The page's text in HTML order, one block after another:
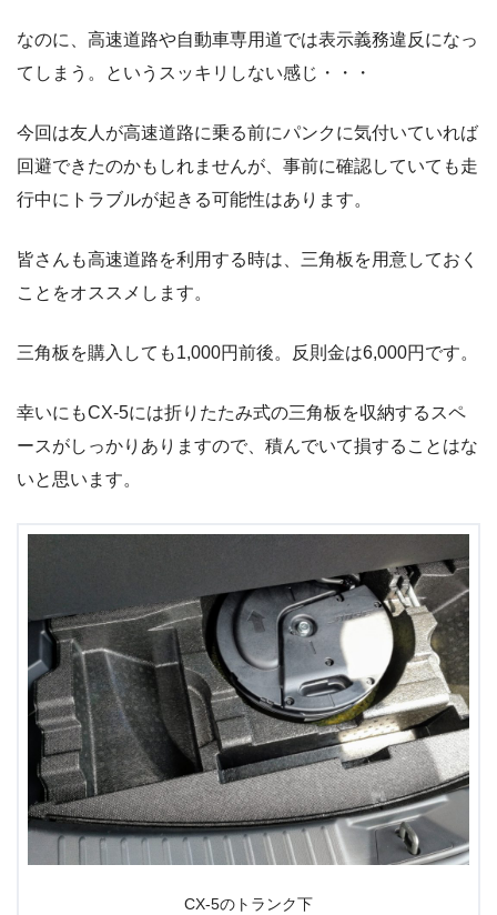
なのに、高速道路や自動車専用道では表示義務違反になっ
てしまう。というスッキリしない感じ・・・
今回は友人が高速道路に乗る前にパンクに気付いていれば
回避できたのかもしれませんが、事前に確認していても走
行中にトラブルが起きる可能性はあります。
皆さんも高速道路を利用する時は、三角板を用意しておく
ことをオススメします。
三角板を購入しても1,000円前後。反則金は6,000円です。
幸いにもCX-5には折りたたみ式の三角板を収納するスペ
ースがしっかりありますので、積んでいて損することはな
いと思います。
CX-5のトランク下